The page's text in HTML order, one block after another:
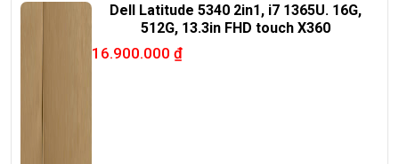
Dell Latitude 5340 2in1, i7 1365U. 16G,
512G, 13.3in FHD touch X360
16.900.000 ₫